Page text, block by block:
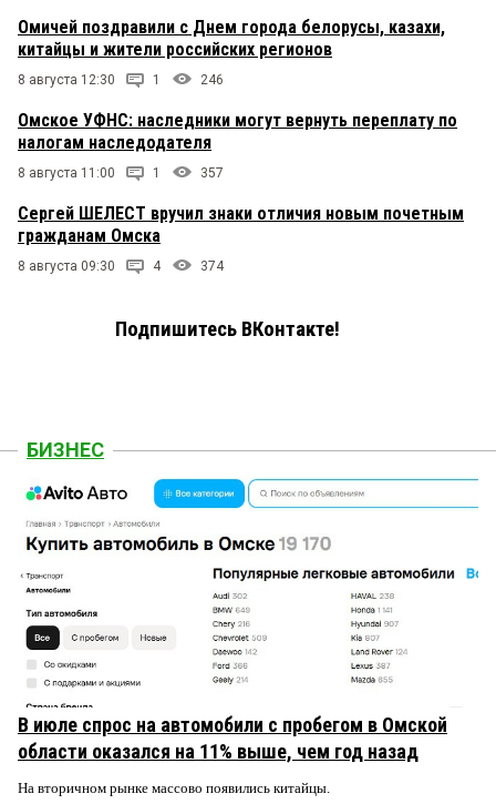
Омичей поздравили с Днем города белорусы, казахи,
китайцы и жители российских регионов
8 августа 12:30 1 246
Омское УФНС: наследники могут вернуть переплату по
налогам наследодателя
8 августа 11:00 1 357
Сергей ШЕЛЕСТ вручил знаки отличия новым почетным
гражданам Омска
8 августа 09:30 4 374
Подпишитесь ВКонтакте!
БИЗНЕС
В июле спрос на автомобили с пробегом в Омской
области оказался на 11% выше, чем год назад
На вторичном рынке массово появились китайцы.